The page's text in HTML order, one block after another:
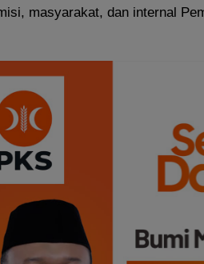
masyarakat, dan internal